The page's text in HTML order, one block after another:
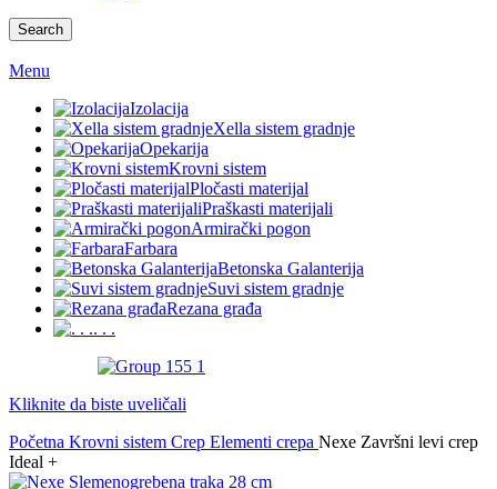
Search
Menu
Izolacija
Xella sistem gradnje
Opekarija
Krovni sistem
Pločasti materijal
Praškasti materijali
Armirački pogon
Farbara
Betonska Galanterija
Suvi sistem gradnje
Rezana građa
. . .
Kliknite da biste uveličali
Početna Krovni sistem Crep Elementi crepa Nexe Završni levi crep
Ideal +